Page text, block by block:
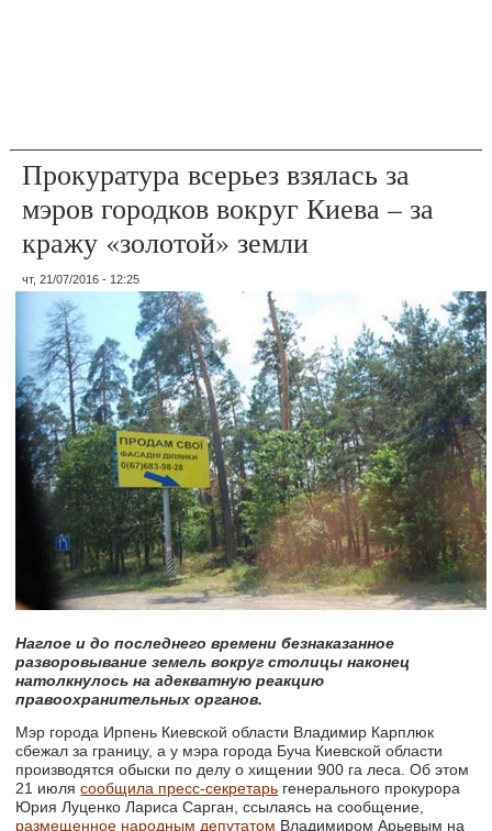
Прокуратура всерьез взялась за
мэров городков вокруг Киева – за
кражу «золотой» земли
чт, 21/07/2016 - 12:25
Наглое и до последнего времени безнаказанное
разворовывание земель вокруг столицы наконец
натолкнулось на адекватную реакцию
правоохранительных органов.
Мэр города Ирпень Киевской области Владимир Карплюк
сбежал за границу, а у мэра города Буча Киевской области
производятся обыски по делу о хищении 900 га леса. Об этом
21 июлясообщила пресс-секретарь генерального прокурора
Юрия Луценко Лариса Сарган, ссылаясь на сообщение,
размещенное народным депутатом Владимиром Арьевым на